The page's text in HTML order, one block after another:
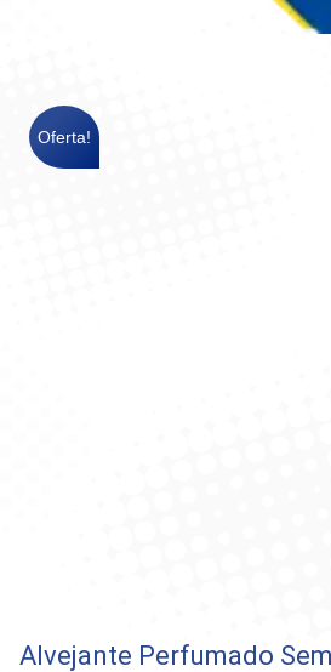
Oferta!
Alvejante Perfumado